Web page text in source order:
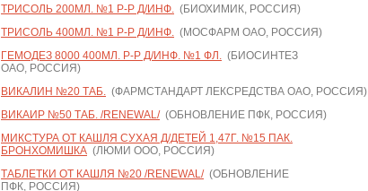
ТРИСОЛЬ 200МЛ. №1 Р-Р Д/ИНФ. (БИОХИМИК, РОССИЯ)
ТРИСОЛЬ 400МЛ. №1 Р-Р Д/ИНФ. (МОСФАРМ ОАО, РОССИЯ)
ГЕМОДЕЗ 8000 400МЛ. Р-Р Д/ИНФ. №1 ФЛ. (БИОСИНТЕЗ
ОАО, РОССИЯ)
ВИКАЛИН №20 ТАБ. (ФАРМСТАНДАРТ ЛЕКСРЕДСТВА ОАО, РОССИЯ)
ВИКАИР №50 ТАБ. /RENEWAL/(ОБНОВЛЕНИЕ ПФК, РОССИЯ)
МИКСТУРА ОТ КАШЛЯ СУХАЯ Д/ДЕТЕЙ 1,47Г. №15 ПАК.
БРОНХОМИШКА (ЛЮМИ ООО, РОССИЯ)
ТАБЛЕТКИ ОТ КАШЛЯ №20 /RENEWAL/(ОБНОВЛЕНИЕ
ПФК, РОССИЯ)